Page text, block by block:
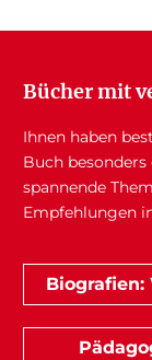
Bücher mit
Ihnen haben
Buch besonders
spannende
Empfehlungen
Biografien: